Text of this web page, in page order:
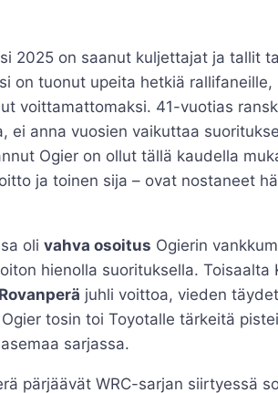
2025 on saanut kuljettajat ja tallit
on tuonut upeita hetkiä rallifaneille,
voittamattomaksi. 41-vuotias
ei anna vuosien vaikuttaa
Ogier on ollut tällä kaudella
ja toinen sija – ovat nostaneet
oli vahva osoitus Ogierin
hienolla suorituksella. Toisaalta
juhli voittoa, vieden
tosin toi Toyotalle tärkeitä
sarjassa.
pärjäävät WRC-sarjan siirtyessä